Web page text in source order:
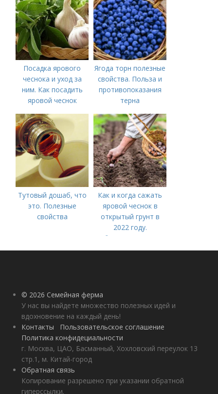
Посадка ярового
чеснока и уход за
ним. Как посадить
яровой чеснок
Ягода торн полезные
свойства. Польза и
противопоказания
терна
Тутовый дошаб, что
это. Полезные
свойства
Как и когда сажать
яровой чеснок в
открытый грунт в
2022 году.
Добавление статьи в
новую подборку
© 2026 Семейная ферма
У нас вы найдете множество полезных идей и
вдохновение на каждый день!
Контакты
Пользовательское соглашение
Политика конфидециальности
г. Москва, ЦАО, Басманный, Хохловский переулок 13
стр.1, м. Китай-город
Обратная связь
Копирование разрешено при указании обратной
гиперссылки.